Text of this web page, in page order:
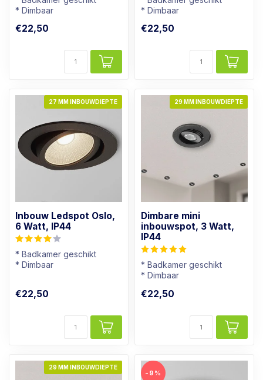
* Dimbaar
* Rvs kleur armatuur
€22,50
* Dimbaar
* Wit Armatuur
€22,50
27 MM INBOUWDIEPTE
Inbouw Ledspot Oslo,
6 Watt, IP44
* Badkamer geschikt
* Dimbaar
€22,50
29 MM INBOUWDIEPTE
Dimbare mini
inbouwspot, 3 Watt,
IP44
* Badkamer geschikt
* Dimbaar
* Zwart armatuur
€22,50
29 MM INBOUWDIEPTE
-9%